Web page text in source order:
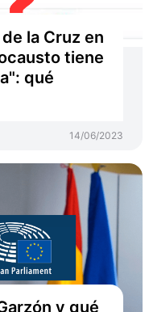
la Cruz en
tiene
qué
14/06/2023
y qué